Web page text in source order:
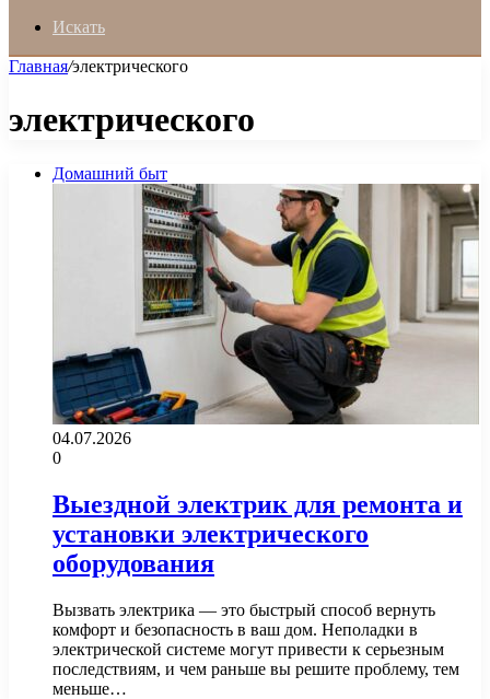
Искать
Главная/электрического
электрического
Домашний быт
04.07.2026
0
Выездной электрик для ремонта и
установки электрического
оборудования
Вызвать электрика — это быстрый способ вернуть
комфорт и безопасность в ваш дом. Неполадки в
электрической системе могут привести к серьезным
последствиям, и чем раньше вы решите проблему, тем
меньше…